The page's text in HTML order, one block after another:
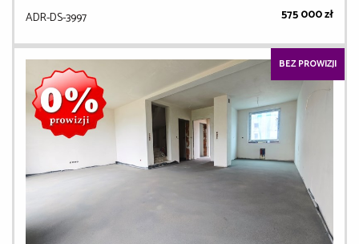
ADR-DS-3997 575 000 zł
BEZ PROWIZJI